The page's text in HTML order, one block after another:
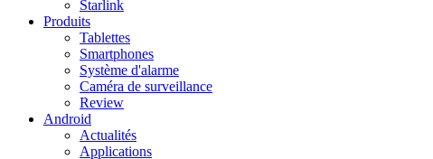
Starlink
Produits
Tablettes
Smartphones
Système d'alarme
Caméra de surveillance
Review
Android
Actualités
Applications